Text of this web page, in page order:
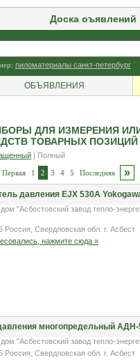
Доска оъявлений
пиломатериалы санкт-петербург
ОБЪЯВЛЕНИЯ
ДЛЯ ИЗМЕРЕНИЯ
ТОВАРНЫХ ПОЗИЦИЙ
| Полный
Первая 1 2 3 4 5 Последняя »
давления EJX 530A
"Асбестовский завод тепло-
Россия, Свердловская обл. г. Асбест
нажмите сюда »
многопредельный АДН-
"Асбестовский завод тепло-
Россия, Свердловская обл. г. Асбест